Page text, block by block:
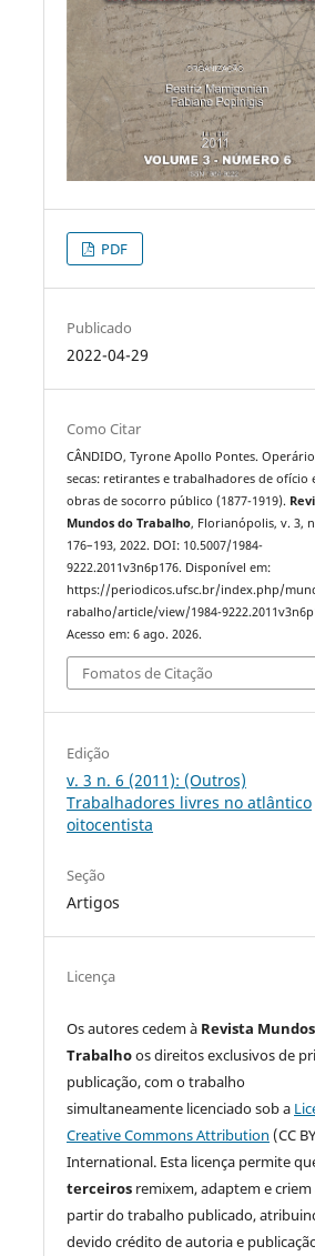
PDF
Publicado
2022-04-29
Como Citar
CÂNDIDO, Tyrone Apollo Pontes.
secas: retirantes e trabalhadores de ofício
obras de socorro público (1877-1919).
Mundos do Trabalho, Florianópolis, v. 3,
176–193, 2022. DOI: 10.5007/1984-
9222.2011v3n6p176. Disponível em:
https://periodicos.ufsc.br/index.php/
rabalho/article/view/1984-
Acesso em: 6 ago. 2026.
Fomatos de Citação
Edição
v. 3 n. 6 (2011): (Outros)
Trabalhadores livres no atlântico
oitocentista
Seção
Artigos
Licença
Os autores cedem à Revista
Trabalhoos direitos exclusivos de
publicação, com o trabalho
simultaneamente licenciado sob a
Creative Commons Attribution (CC
International. Esta licença permite
terceiros remixem, adaptem e criem
partir do trabalho publicado,
devido crédito de autoria e